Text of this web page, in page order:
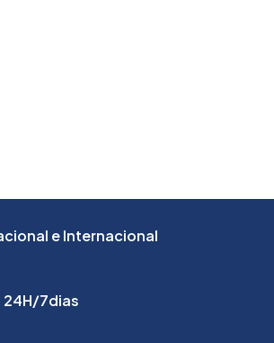
e Internacional
24H/7dias